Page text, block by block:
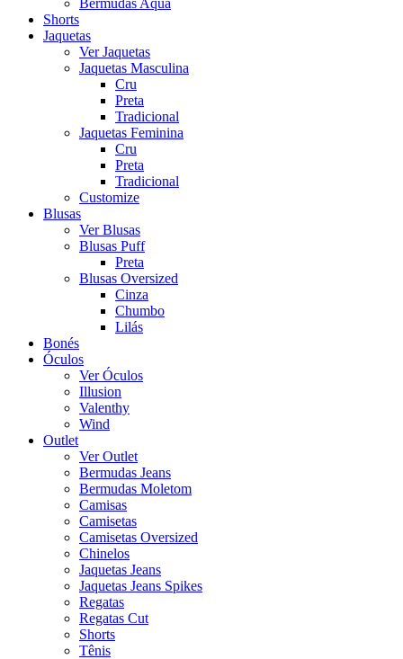
Bermudas Aqua
Shorts
Jaquetas
Ver Jaquetas
Jaquetas Masculina
Cru
Preta
Tradicional
Jaquetas Feminina
Cru
Preta
Tradicional
Customize
Blusas
Ver Blusas
Blusas Puff
Preta
Blusas Oversized
Cinza
Chumbo
Lilás
Bonés
Óculos
Ver Óculos
Illusion
Valenthy
Wind
Outlet
Ver Outlet
Bermudas Jeans
Bermudas Moletom
Camisas
Camisetas
Camisetas Oversized
Chinelos
Jaquetas Jeans
Jaquetas Jeans Spikes
Regatas
Regatas Cut
Shorts
Tênis